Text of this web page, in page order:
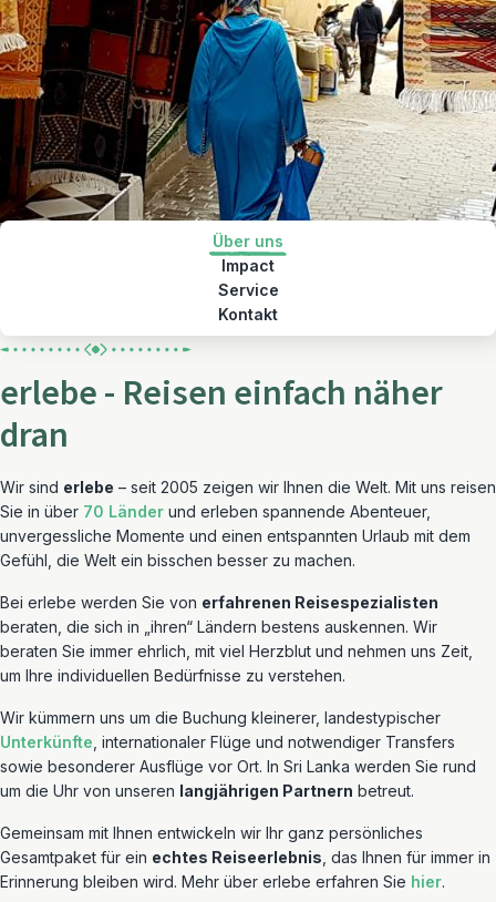
Über uns
Impact
Service
Kontakt
erlebe - Reisen einfach näher
dran
Wir sind erlebe – seit 2005 zeigen wir Ihnen die Welt. Mit uns reisen
Sie in über 70 Länder und erleben spannende Abenteuer,
unvergessliche Momente und einen entspannten Urlaub mit dem
Gefühl, die Welt ein bisschen besser zu machen.
Bei erlebe werden Sie von erfahrenen Reisespezialisten
beraten, die sich in „ihren“ Ländern bestens auskennen. Wir
beraten Sie immer ehrlich, mit viel Herzblut und nehmen uns Zeit,
um Ihre individuellen Bedürfnisse zu verstehen.
Wir kümmern uns um die Buchung kleinerer, landestypischer
Unterkünfte , internationaler Flüge und notwendiger Transfers
sowie besonderer Ausflüge vor Ort. In Sri Lanka werden Sie rund
um die Uhr von unseren langjährigen Partnern betreut.
Gemeinsam mit Ihnen entwickeln wir Ihr ganz persönliches
Gesamtpaket für ein echtes Reiseerlebnis , das Ihnen für immer in
Erinnerung bleiben wird. Mehr über erlebe erfahren Sie hier.